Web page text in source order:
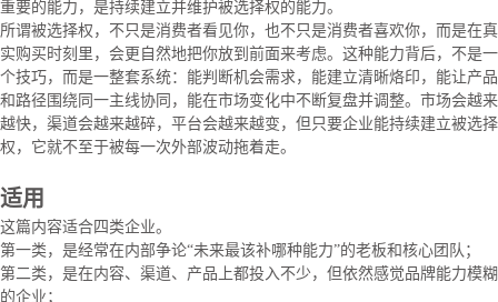
重要的能力，是持续建立并维护被选择权的能力。
所谓被选择权，不只是消费者看见你，也不只是消费者喜欢你，而是在真
实购买时刻里，会更自然地把你放到前面来考虑。这种能力背后，不是一
个技巧，而是一整套系统：能判断机会需求，能建立清晰烙印，能让产品
和路径围绕同一主线协同，能在市场变化中不断复盘并调整。市场会越来
越快，渠道会越来越碎，平台会越来越变，但只要企业能持续建立被选择
权，它就不至于被每一次外部波动拖着走。
适用
这篇内容适合四类企业。
第一类，是经常在内部争论“未来最该补哪种能力”的老板和核心团队；
第二类，是在内容、渠道、产品上都投入不少，但依然感觉品牌能力模糊
的企业；